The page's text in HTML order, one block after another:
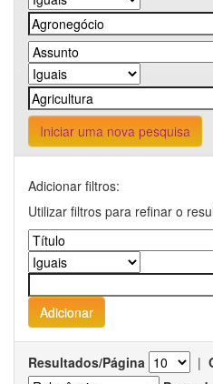
Iniciar uma nova pesquisa
Adicionar filtros:
Utilizar filtros para refinar o
Resultados/Página |